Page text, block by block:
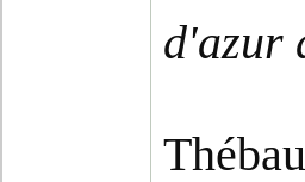
d'azur